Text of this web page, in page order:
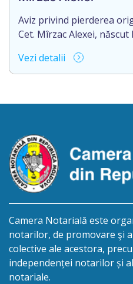
păstrează în arhiva […]
Aviz privind pierderea
Cet. Mîrzac Alexei, născut
raionul Orhei, satul Jora
pierderea originalul
notarul Lencuța Iulia, cu
Vezi detalii
Camera Notarială este
notarilor, de promovare şi
colective ale acestora,
independenței notarilor și
notariale.